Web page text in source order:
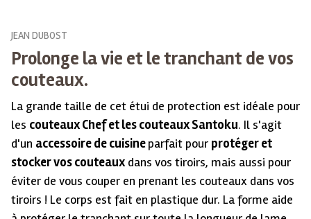
JEAN DUBOST
Prolonge la vie et le tranchant de vos
couteaux.
La grande taille de cet étui de protection est idéale pour
les couteaux Chef et les couteaux Santoku. Il s'agit
d'un accessoire de cuisineparfait pour protéger et
stocker vos couteauxdans vos tiroirs, mais aussi pour
éviter de vous couper en prenant les couteaux dans vos
tiroirs ! Le corps est fait en plastique dur. La forme aide